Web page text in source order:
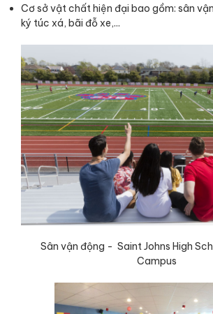
Cơ sở vật chất hiện đại bao gồm: sân
ký túc xá, bãi đỗ xe,...
Sân vận động - Saint Johns High
Campus